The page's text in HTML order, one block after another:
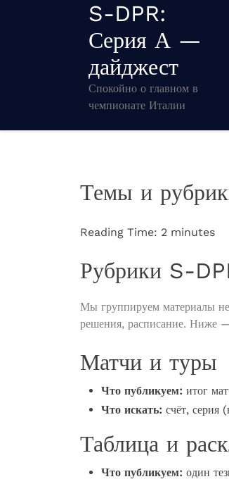
S-DPR:
Серия А —
дайджест
Спокойно о главном в
чемпионате Италии
Темы и
Reading Time: 2 minutes
Рубрики S-
Мы группируем материалы не
решения, расписание. Ниже
Матчи и туры
Что публикуем: итог
Что искать: счёт, серия
Таблица и
Что публикуем: один